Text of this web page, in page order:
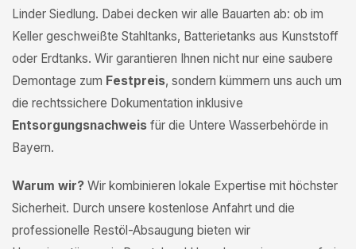
Linder Siedlung. Dabei decken wir alle Bauarten ab: ob im
Keller geschweißte Stahltanks, Batterietanks aus Kunststoff
oder Erdtanks. Wir garantieren Ihnen nicht nur eine saubere
Demontage zum Festpreis, sondern kümmern uns auch um
die rechtssichere Dokumentation inklusive
Entsorgungsnachweis für die Untere Wasserbehörde in
Bayern.
Warum wir? Wir kombinieren lokale Expertise mit höchster
Sicherheit. Durch unsere kostenlose Anfahrt und die
professionelle Restöl-Absaugung bieten wir